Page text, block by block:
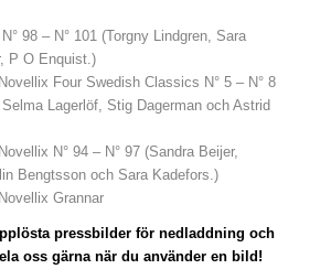
98 – N° 101 (Torgny Lindgren, Sara
P O Enquist.)
Four Swedish Classics N° 5 – N° 8
Lagerlöf, Stig Dagerman och Astrid
N° 94 – N° 97 (Sandra Beijer,
Bengtsson och Sara Kadefors.)
Grannar
pressbilder för nedladdning och
oss gärna när du använder en bild!